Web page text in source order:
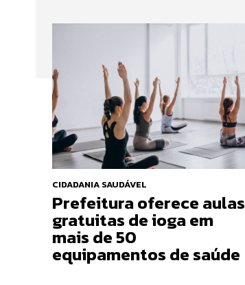
CIDADANIA SAUDÁVEL
Prefeitura oferece aulas
gratuitas de ioga em
mais de 50
equipamentos de saúde